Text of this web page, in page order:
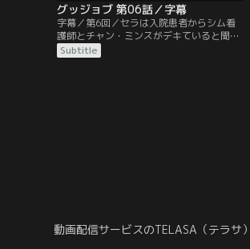
グッジョブ 第06話／字幕
字幕／第6回／セラは入院患者からシム看
護師とチャン・ミンスがデキていると聞
く。一方、セラが入院したと勘違いして取
り乱すナヒを止めようとして、ジンモは思
Subtitle
動画配信サービスのTELASA（テラサ）